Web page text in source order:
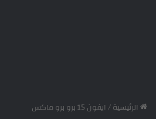
الرئيسية/ ايفون 15 برو برو ماكس